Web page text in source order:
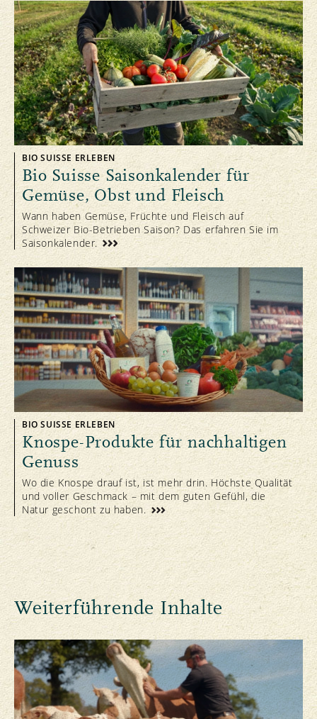
BIO SUISSE ERLEBEN
Bio Suisse Saisonkalender für
Gemüse, Obst und Fleisch
Wann haben Gemüse, Früchte und Fleisch auf
Schweizer Bio-Betrieben Saison? Das erfahren Sie im
Saisonkalender.
BIO SUISSE ERLEBEN
Knospe-Produkte für nachhaltigen
Genuss
Wo die Knospe drauf ist, ist mehr drin. Höchste Qualität
und voller Geschmack – mit dem guten Gefühl, die
Natur geschont zu haben.
Weiterführende Inhalte